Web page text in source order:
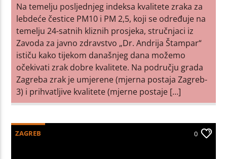
Na temelju posljednjeg indeksa kvalitete zraka za
lebdeće čestice PM10 i PM 2,5, koji se određuje na
temelju 24-satnih kliznih prosjeka, stručnjaci iz
Zavoda za javno zdravstvo „Dr. Andrija Štampar“
ističu kako tijekom današnjeg dana možemo
očekivati zrak dobre kvalitete. Na području grada
Zagreba zrak je umjerene (mjerna postaja Zagreb-
3) i prihvatljive kvalitete (mjerne postaje […]
ZAGREB 0